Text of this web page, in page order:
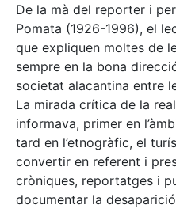
De la mà del reporter i
Pomata (1926-1996), el
que expliquen moltes de
sempre en la bona
societat alacantina entre
La mirada crítica de la
informava, primer en
tard en l’etnogràfic, el
convertir en referent i
cròniques, reportatges i
documentar la